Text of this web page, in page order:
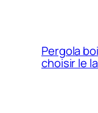
Pergola
choisir le